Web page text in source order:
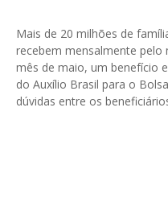
Mais de 20 milhões de
recebem mensalmente pelo
mês de maio, um benefício
do Auxílio Brasil para o
dúvidas entre os